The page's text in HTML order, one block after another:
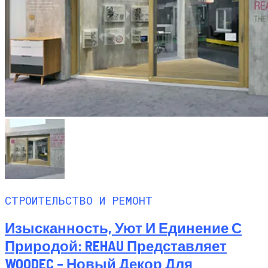
СТРОИТЕЛЬСТВО И РЕМОНТ
Изысканность, Уют И Единение С
Природой: REHAU Представляет
WOODEC – Новый Декор Для